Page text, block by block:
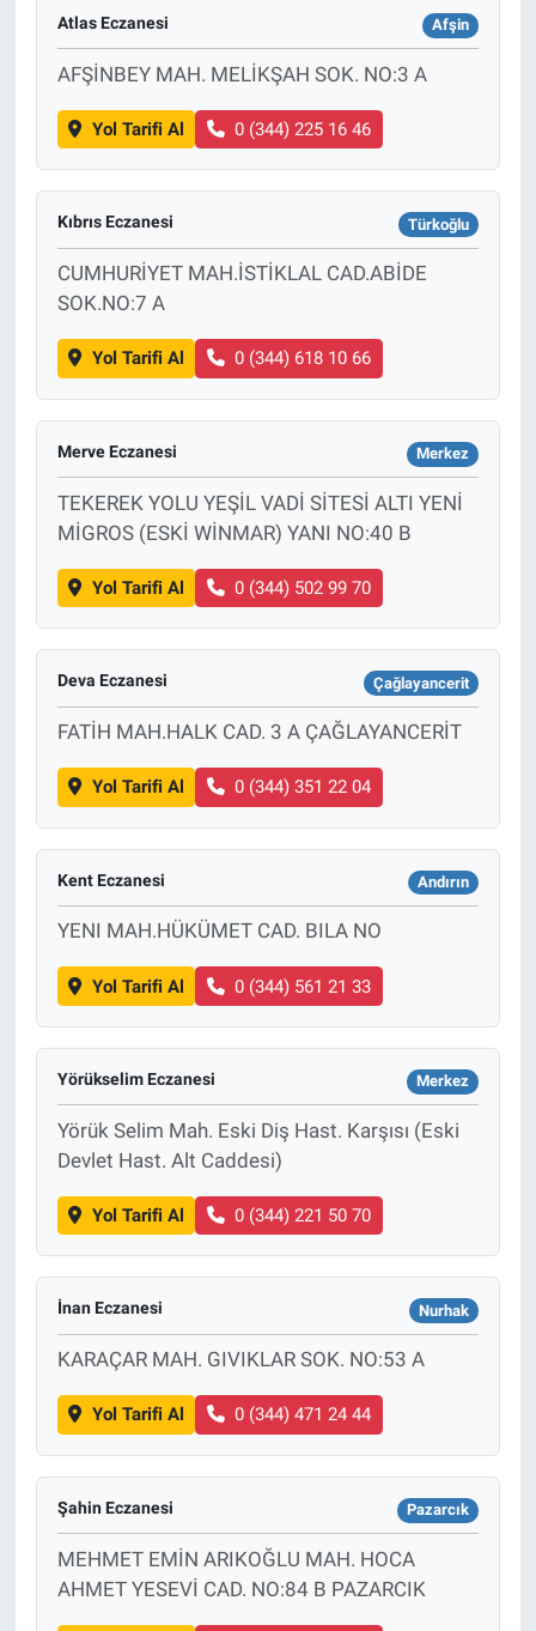
Atlas Eczanesi Afşin
AFŞİNBEY MAH. MELİKŞAH SOK. NO:3 A
Yol Tarifi Al 0 (344) 225 16 46
Kıbrıs Eczanesi Türkoğlu
CUMHURİYET MAH.İSTİKLAL CAD.ABİDE
SOK.NO:7 A
Yol Tarifi Al 0 (344) 618 10 66
Merve Eczanesi Merkez
TEKEREK YOLU YEŞİL VADİ SİTESİ ALTI YENİ
MİGROS (ESKİ WİNMAR) YANI NO:40 B
Yol Tarifi Al 0 (344) 502 99 70
Deva Eczanesi Çağlayancerit
FATİH MAH.HALK CAD. 3 A ÇAĞLAYANCERİT
Yol Tarifi Al 0 (344) 351 22 04
Kent Eczanesi Andırın
YENI MAH.HÜKÜMET CAD. BILA NO
Yol Tarifi Al 0 (344) 561 21 33
Yörükselim Eczanesi Merkez
Yörük Selim Mah. Eski Diş Hast. Karşısı (Eski
Devlet Hast. Alt Caddesi)
Yol Tarifi Al 0 (344) 221 50 70
İnan Eczanesi Nurhak
KARAÇAR MAH. GIVIKLAR SOK. NO:53 A
Yol Tarifi Al 0 (344) 471 24 44
Şahin Eczanesi Pazarcık
MEHMET EMİN ARIKOĞLU MAH. HOCA
AHMET YESEVİ CAD. NO:84 B PAZARCIK